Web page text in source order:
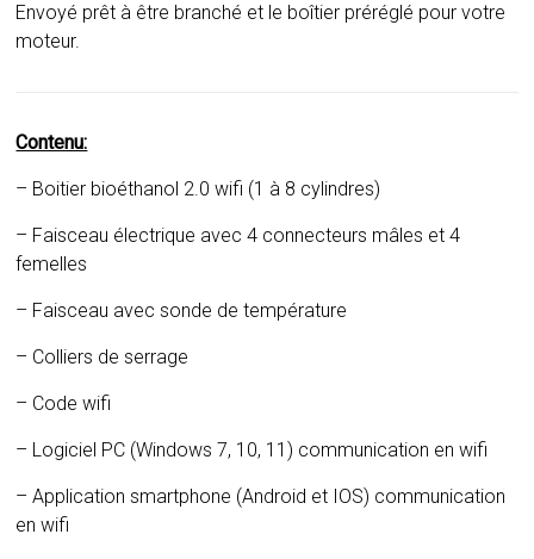
Envoyé prêt à être branché et le boîtier préréglé pour votre
moteur.
Contenu:
– Boitier bioéthanol 2.0 wifi (1 à 8 cylindres)
– Faisceau électrique avec 4 connecteurs mâles et 4
femelles
– Faisceau avec sonde de température
– Colliers de serrage
– Code wifi
– Logiciel PC (Windows 7, 10, 11) communication en wifi
– Application smartphone (Android et IOS) communication
en wifi